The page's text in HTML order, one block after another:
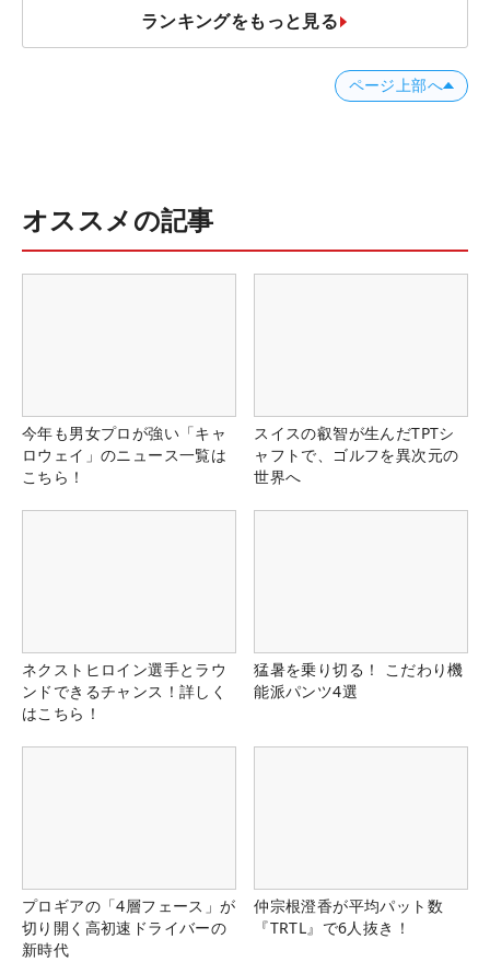
ランキングをもっと見る
ページ上部へ
オススメの記事
今年も男女プロが強い「キャ
ロウェイ」のニュース一覧は
こちら！
スイスの叡智が生んだTPTシ
ャフトで、ゴルフを異次元の
世界へ
ネクストヒロイン選手とラウ
ンドできるチャンス！詳しく
はこちら！
猛暑を乗り切る！ こだわり機
能派パンツ4選
プロギアの「4層フェース」が
切り開く高初速ドライバーの
新時代
仲宗根澄香が平均パット数
『TRTL』で6人抜き！